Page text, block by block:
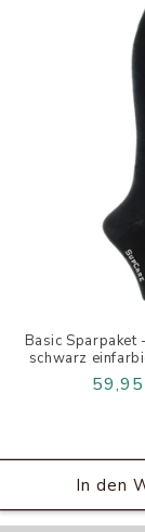
Basic Sparpaket
schwarz
In den